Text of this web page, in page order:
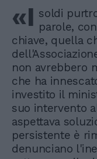
«I soldi
parole,
chiave, quella
non avrebbero
che ha
investito il
suo intervento
aspettava
persistente è
denunciano